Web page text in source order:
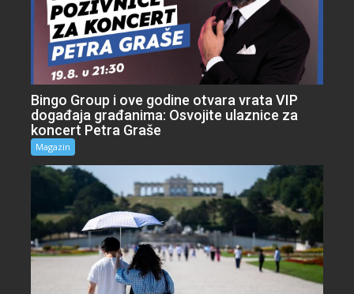
Bingo Group i ove godine otvara vrata VIP
događaja građanima: Osvojite ulaznice za
koncert Petra Graše
Magazin